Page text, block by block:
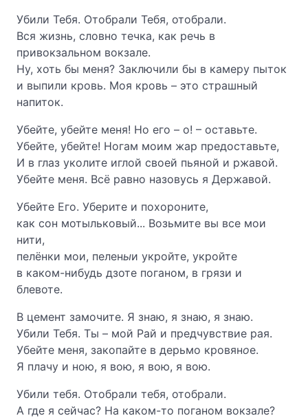
Убили Тебя. Отобрали Тебя, отобрали.
Вся жизнь, словно течка, как речь в
привокзальном вокзале.
Ну, хоть бы меня? Заключили бы в камеру пыток
и выпили кровь. Моя кровь – это страшный
напиток.
Убейте, убейте меня! Но его – о! – оставьте.
Убейте, убейте! Ногам моим жар предоставьте,
И в глаз уколите иглой своей пьяной и ржавой.
Убейте меня. Всё равно назовусь я Державой.
Убейте Его. Уберите и похороните,
как сон мотыльковый... Возьмите вы все мои
нити,
пелёнки мои, пеленыи укройте, укройте
в каком-нибудь дзоте поганом, в грязи и
блевоте.
В цемент замочите. Я знаю, я знаю, я знаю.
Убили Тебя. Ты – мой Рай и предчувствие рая.
Убейте меня, закопайте в дерьмо кровяное.
Я плачу и ною, я вою, я вою, я вою.
Убили тебя. Отобрали тебя, отобрали.
А где я сейчас? На каком-то поганом вокзале?